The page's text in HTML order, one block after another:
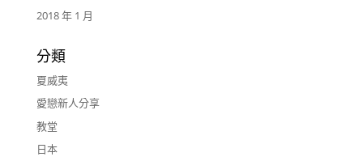
2018 年 1 月
分類
夏威夷
愛戀新人分享
教堂
日本